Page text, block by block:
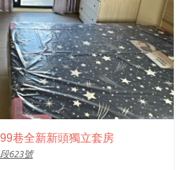
巷全新新頭獨立套房
623號